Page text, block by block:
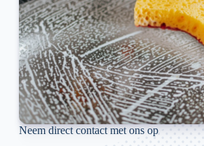
Neem direct contact met ons op